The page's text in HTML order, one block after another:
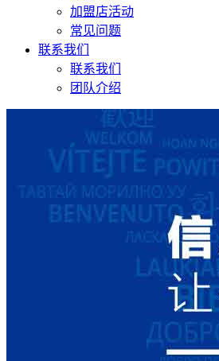
加盟店活动
常见问题
联系我们
联系我们
团队介绍